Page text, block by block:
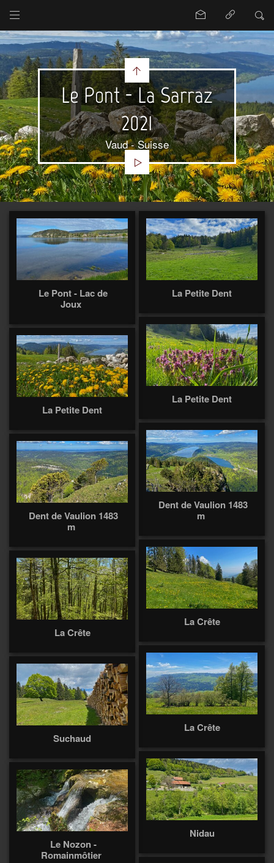
Le Pont - La Sarraz
2021
Vaud - Suisse
Le Pont - Lac de
Joux
La Petite Dent
La Petite Dent
La Petite Dent
Dent de Vaulion 1483
m
Dent de Vaulion 1483
m
La Crête
La Crête
La Crête
Suchaud
Nidau
Le Nozon -
Romainmôtier